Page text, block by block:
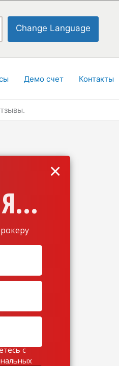
Change Language
Демо счет Контакты
×
с